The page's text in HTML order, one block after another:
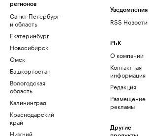
регионов
Санкт-Петербург
и область
Екатеринбург
Новосибирск
Омск
Башкортостан
Вологодская
область
Калининград
Краснодарский
край
Нижний
Уведомления
RSS Новости
РБК
О компании
Контактная
информация
Редакция
Размещение
рекламы
Другие